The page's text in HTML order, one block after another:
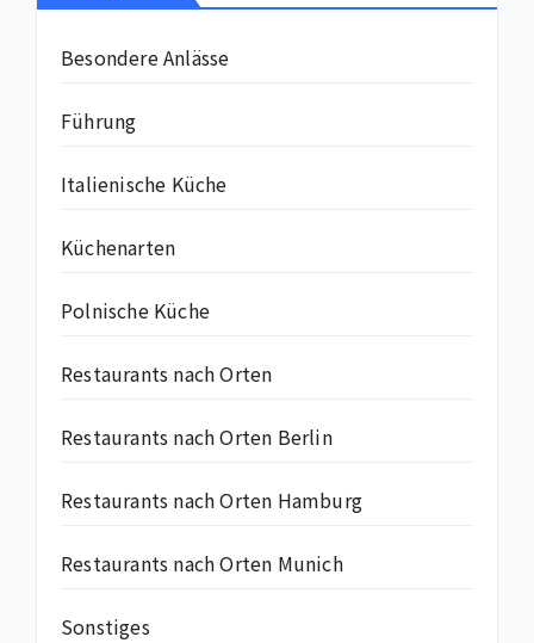
Besondere Anlässe
Führung
Italienische Küche
Küchenarten
Polnische Küche
Restaurants nach Orten
Restaurants nach Orten Berlin
Restaurants nach Orten Hamburg
Restaurants nach Orten Munich
Sonstiges